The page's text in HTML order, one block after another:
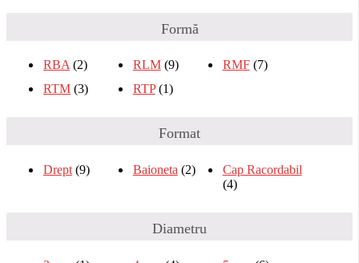
Formă
RBA (2) RLM (9) RMF (7)
RTM (3) RTP (1)
Format
Drept (9) Baioneta (2)
Cap Racordabil
(4)
Diametru